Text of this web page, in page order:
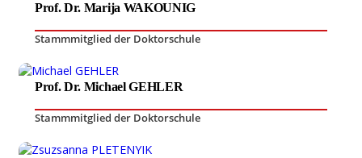
Prof. Dr. Marija WAKOUNIG
Stammmitglied der Doktorschule
Prof. Dr. Michael GEHLER
Stammmitglied der Doktorschule